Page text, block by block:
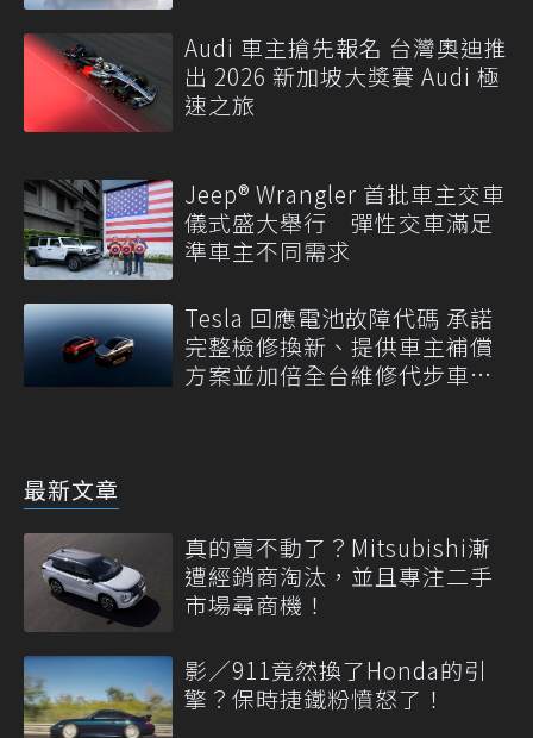
Audi 車主搶先報名 台灣奧迪推
出 2026 新加坡大獎賽 Audi 極
速之旅
Jeep® Wrangler 首批車主交車
儀式盛大舉行 彈性交車滿足
準車主不同需求
Tesla 回應電池故障代碼 承諾
完整檢修換新、提供車主補償
方案並加倍全台維修代步車數
最新文章
真的賣不動了？Mitsubishi漸
遭經銷商淘汰，並且專注二手
市場尋商機！
影／911竟然換了Honda的引
擎？保時捷鐵粉憤怒了！